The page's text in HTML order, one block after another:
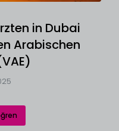
in Dubai
Arabischen